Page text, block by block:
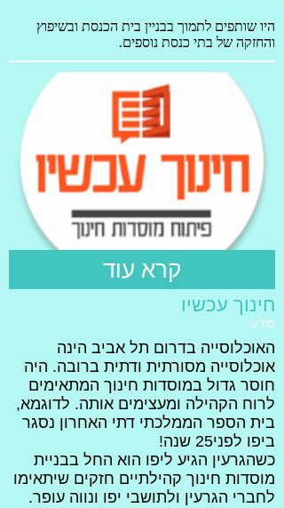
היו שותפים לתמוך בבניין בית הכנסת ובשיפוץ
והחזקה של בתי כנסת נוספים.
קרא עוד
חינוך עכשיו
מידע
האוכלוסייה בדרום תל אביב הינה
אוכלוסייה מסורתית ודתית ברובה. היה
חוסר גדול במוסדות חינוך המתאימים
לרוח הקהילה ומעצימים אותה. לדוגמא,
בית הספר הממלכתי דתי האחרון נסגר
ביפו לפני25 שנה!
כשהגרעין הגיע ליפו הוא החל בבניית
מוסדות חינוך קהילתיים חזקים שיתאימו
לחברי הגרעין ולתושבי יפו ונווה עופר.